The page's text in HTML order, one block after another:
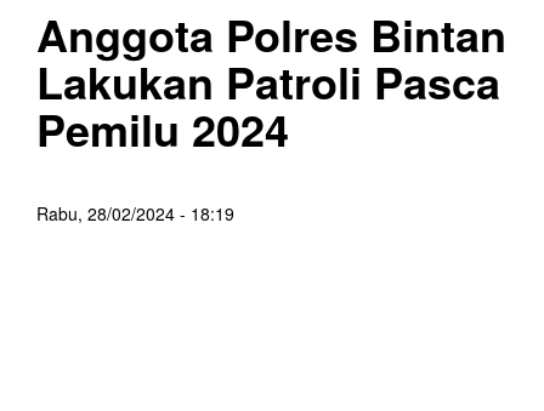
Anggota Polres Bintan
Lakukan Patroli Pasca
Pemilu 2024
Rabu, 28/02/2024 - 18:19